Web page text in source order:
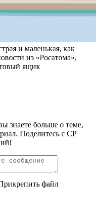
и маленькая, как
из «Росатома»,
ящик
знаете больше о теме,
Поделитесь с СР
файл